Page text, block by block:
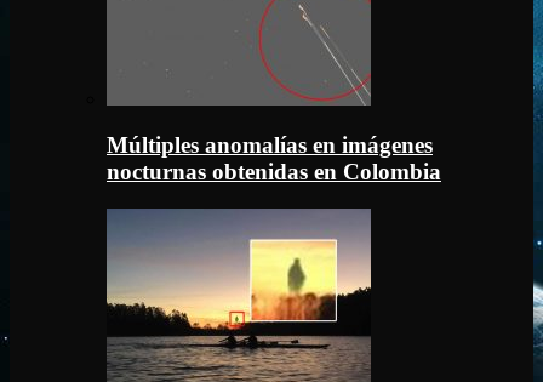
Múltiples anomalías en imágenes
nocturnas obtenidas en Colombia